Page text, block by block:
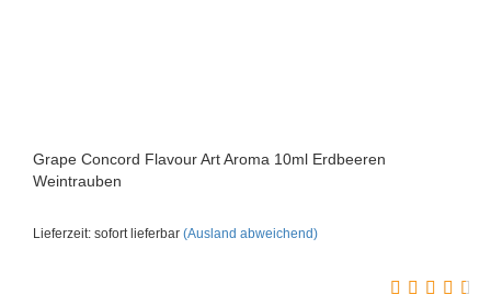
Grape Concord Flavour Art Aroma 10ml Erdbeeren
Weintrauben
Lieferzeit: sofort lieferbar (Ausland abweichend)